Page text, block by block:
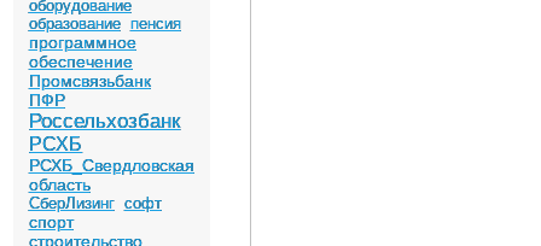
оборудование
образование пенсия
программное
обеспечение
Промсвязьбанк
ПФР
Россельхозбанк
РСХБ
РСХБ_Свердловская
область
СберЛизинг софт
спорт
строительство